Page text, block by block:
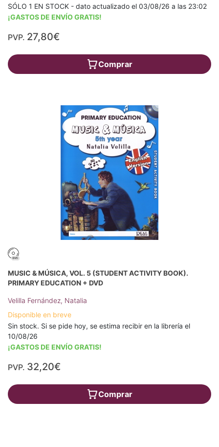
SÓLO 1 EN STOCK - dato actualizado el 03/08/26 a las 23:02
¡GASTOS DE ENVÍO GRATIS!
PVP. 27,80€
Comprar
MUSIC & MÚSICA, VOL. 5 (STUDENT ACTIVITY BOOK).
PRIMARY EDUCATION + DVD
Velilla Fernández, Natalia
Disponible en breve
Sin stock. Si se pide hoy, se estima recibir en la librería el
10/08/26
¡GASTOS DE ENVÍO GRATIS!
PVP. 32,20€
Comprar